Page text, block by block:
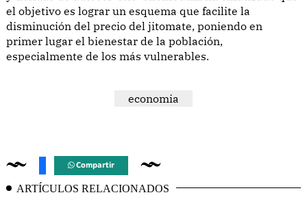
el objetivo es lograr un esquema que facilite la
disminución del precio del jitomate, poniendo en
primer lugar el bienestar de la población,
especialmente de los más vulnerables.
economia
Compartir
ARTÍCULOS RELACIONADOS